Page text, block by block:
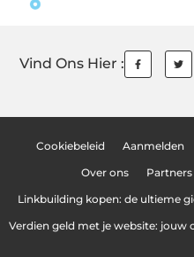
Vind Ons Hier :
Cookiebeleid Aanmelden
Over ons Partners
Linkbuilding kopen: de ultieme
Verdien geld met je website: